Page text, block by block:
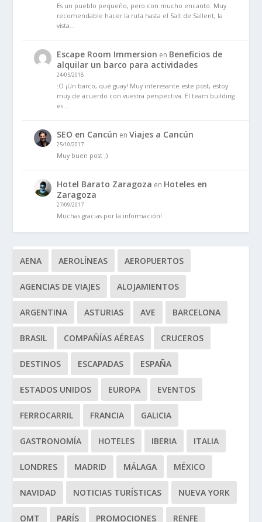
Es un pueblo pequeño, pero con mucho encanto. Muy
recomendable hacer la ruta hasta el Salt de Sallent, la
vista…
Escape Room Immersion en Beneficios de
alquilar un barco para actividades
24/05/2018
:O ¡Un barco, qué guay! Muy interesante este post, estoy
muy de acuerdo con vuestra perspectiva. El team building
es…
SEO en Cancún enViajes a Cancún
25/10/2017
Muy buen post ;)
Hotel Barato Zaragoza en Hoteles en
Zaragoza
27/09/2017
Muchas gracias por la información!
AENA AEROLÍNEAS AEROPUERTOS
AGENCIAS DE VIAJES ALOJAMIENTOS
ARGENTINA ASTURIAS AVE BARCELONA
BRASIL COMPAÑÍAS AÉREAS CRUCEROS
DESTINOS ESCAPADAS ESPAÑA
ESTADOS UNIDOS EUROPA EVENTOS
FERROCARRIL FRANCIA GALICIA
GASTRONOMÍA HOTELES IBERIA ITALIA
LONDRES MADRID MÁLAGA MÉXICO
NAVIDAD NOTICIAS TURÍSTICAS NUEVA YORK
OMT PARÍS PROMOCIONES RENFE